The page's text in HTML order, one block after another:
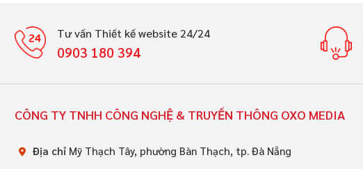
Tư vấn Thiết kế website 24/24
0903 180 394
CÔNG TY TNHH CÔNG NGHỆ & TRUYỀN THÔNG OXO MEDIA
Địa chỉMỹ Thạch Tây, phường Bàn Thạch, tp. Đà Nẵng